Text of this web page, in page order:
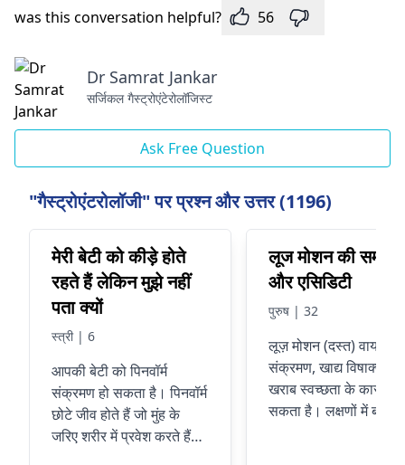
was this conversation helpful? 56
Dr Samrat Jankar
सर्जिकल गैस्ट्रोएंटेरोलॉजिस्ट
Ask Free Question
"गैस्ट्रोएंटरोलॉजी" पर प्रश्न और उत्तर (1196)
मेरी बेटी को कीड़े होते
रहते हैं लेकिन मुझे नहीं
पता क्यों
स्त्री | 6
आपकी बेटी को पिनवॉर्म
संक्रमण हो सकता है। पिनवॉर्म
छोटे जीव होते हैं जो मुंह के
जरिए शरीर में प्रवेश करते हैं।
लूज मोशन की समस्या
और एसिडिटी
पुरुष | 32
लूज़ मोशन (दस्त) वायरस
संक्रमण, खाद्य विषाक्तता,
खराब स्वच्छता के कारण हो
सकता है। लक्षणों में बार-